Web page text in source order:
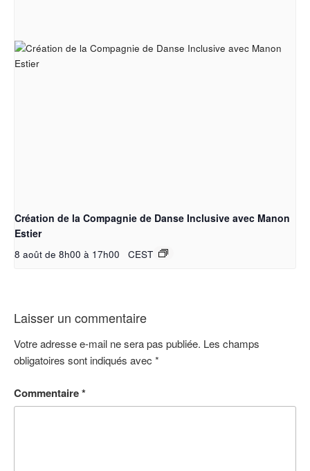
Création de la Compagnie de Danse Inclusive avec Manon
Estier
8 août de 8h00 à 17h00 CEST
Laisser un commentaire
Votre adresse e-mail ne sera pas publiée. Les champs
obligatoires sont indiqués avec *
Commentaire*